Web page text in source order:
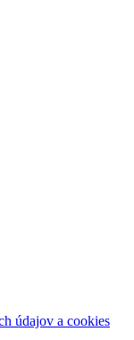
údajov a cookies